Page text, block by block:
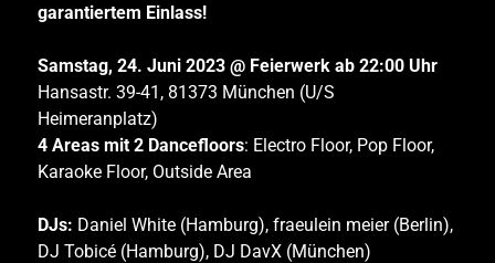
garantiertem Einlass!
Samstag, 24. Juni 2023 @ Feierwerk ab 22:00 Uhr
Hansastr. 39-41, 81373 München (U/S
Heimeranplatz)
4 Areas mit 2 Dancefloors: Electro Floor, Pop Floor,
Karaoke Floor, Outside Area
DJs: Daniel White (Hamburg), fraeulein meier (Berlin),
DJ Tobicé (Hamburg), DJ DavX (München)